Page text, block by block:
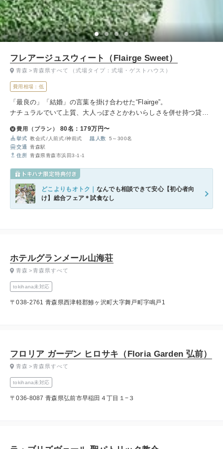
フレアージュスウィート（Flairge Sweet）
費用相場：低
「最良の」「結婚」の言葉を掛け合わせた“Flairge”。
ナチュラルでいて上質、大人っぽさとかわいらしさを併せ持つ貸切
ける特別な空間となります。
青森 青森県すべて （式場タイプ：式場・ゲストハウス）
費用（プラン） 80名：179万円〜
挙式 教会式 人前式 神前式 人数
5～300名
交通 青森駅
住所 青森県青森市浜田3-1-1
どこよりもオトク｜ なんでも相談できて安心【初心者向
け】総合フェア＊試食なし
ホテルグランメール山海荘
tokihana未対応
〒038-2761 青森県西津軽郡鯵ヶ沢町大字舞戸町字鳴戸1
青森 青森県すべて
フロリア ガーデン ヒロサキ（Floria Garden 弘前）
tokihana未対応
〒036-8087 青森県弘前市早稲田４丁目１−３
青森 青森県すべて